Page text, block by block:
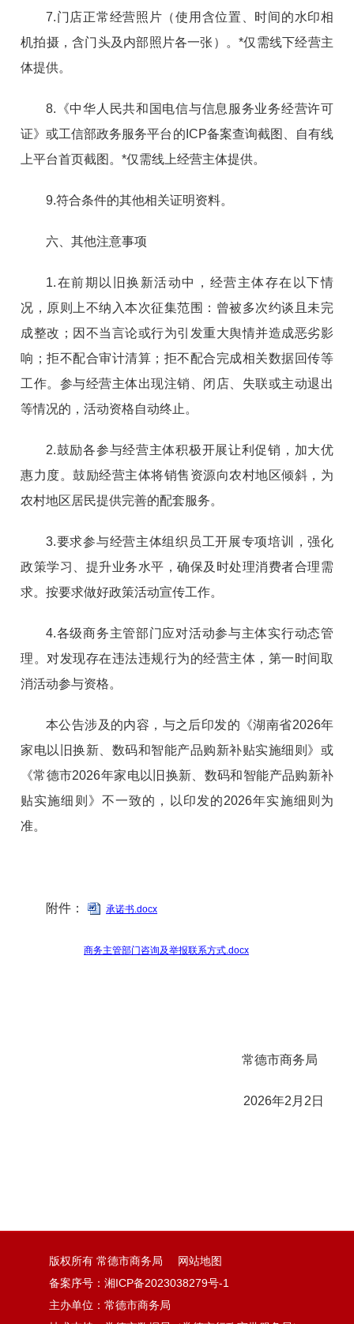
7.门店正常经营照片（使用含位置、时间的水印相
机拍摄，含门头及内部照片各一张）。*仅需线下经营主
体提供。
8.《中华人民共和国电信与信息服务业务经营许可
证》或工信部政务服务平台的ICP备案查询截图、自有线
上平台首页截图。*仅需线上经营主体提供。
9.符合条件的其他相关证明资料。
六、其他注意事项
1.在前期以旧换新活动中，经营主体存在以下情
况，原则上不纳入本次征集范围：曾被多次约谈且未完
成整改；因不当言论或行为引发重大舆情并造成恶劣影
响；拒不配合审计清算；拒不配合完成相关数据回传等
工作。参与经营主体出现注销、闭店、失联或主动退出
等情况的，活动资格自动终止。
2.鼓励各参与经营主体积极开展让利促销，加大优
惠力度。鼓励经营主体将销售资源向农村地区倾斜，为
农村地区居民提供完善的配套服务。
3.要求参与经营主体组织员工开展专项培训，强化
政策学习、提升业务水平，确保及时处理消费者合理需
求。按要求做好政策活动宣传工作。
4.各级商务主管部门应对活动参与主体实行动态管
理。对发现存在违法违规行为的经营主体，第一时间取
消活动参与资格。
本公告涉及的内容，与之后印发的《湖南省2026年
家电以 旧换新、数码和智能产品购新补贴实施细则》或
《常德市2026年家电以旧换新、数码和智能产品购新补
贴实施细则》不一致的，以印发的2026年实施细则为
准。
附件： 承诺书.docx
商务主管部门咨询及举报联系方式.docx
常德市商务局
2026年2月2日
版权所有 常德市商务局
网站地图
备案序号： 湘ICP备2023038279号-1
主办单位：常德市商务局